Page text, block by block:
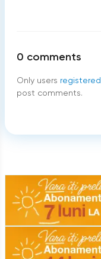
0 comments
Only users registered
post comments.